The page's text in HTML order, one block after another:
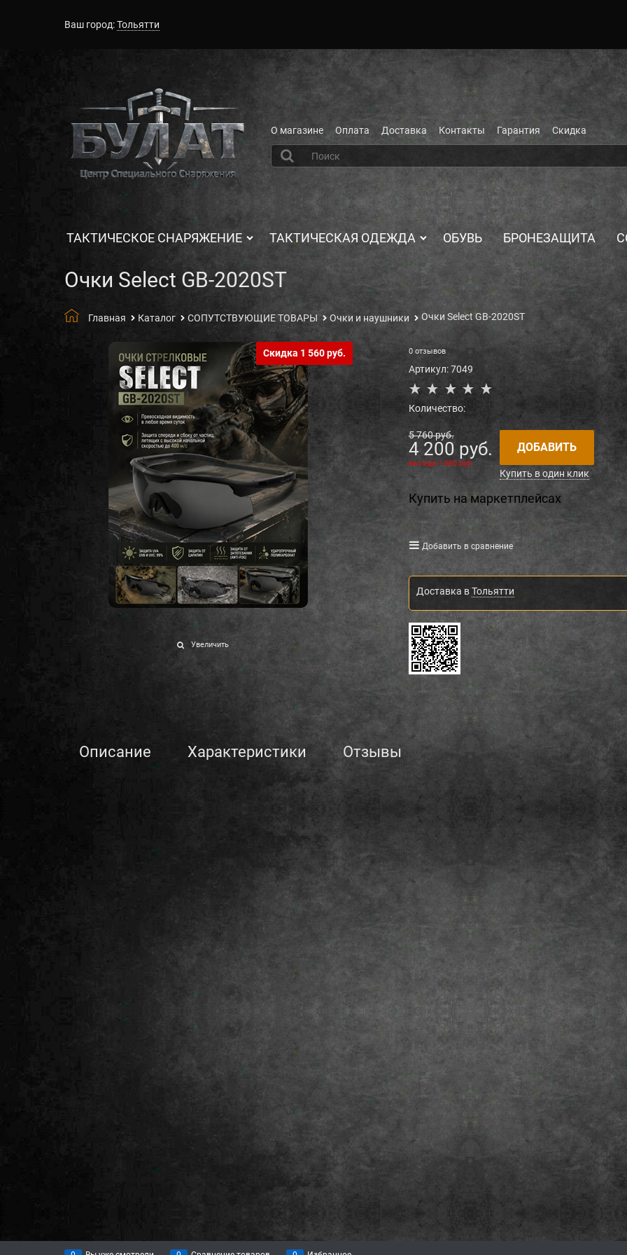
Ваш город:Тольятти
О магазине Оплата Доставка Контакты Гарантия Скидка
ТАКТИЧЕСКОЕ СНАРЯЖЕНИЕ ТАКТИЧЕСКАЯ ОДЕЖДА ОБУВЬ БРОНЕЗАЩИТА
Очки Select GB-2020ST
Главная Каталог СОПУТСТВУЮЩИЕ ТОВАРЫ Очки и наушники Очки Select GB-2020ST
Скидка 1 560 руб.
Увеличить
0 отзывов
Артикул: 7049
Количество:
5 760 руб.
4 200 руб.
выгода 1 560 руб.
ДОБАВИТЬ
Купить в один клик
Купить на маркетплейсах
Добавить в сравнение
Доставка вТольятти
Описание Характеристики Отзывы